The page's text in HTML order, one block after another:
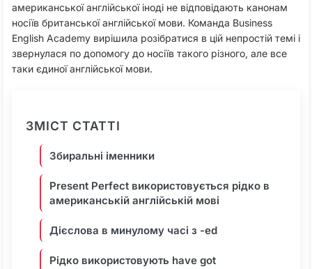
американської англійської іноді не відповідають канонам
носіїв британської англійської мови. Команда Business
English Academy вирішила розібратися в цій непростій темі і
звернулася по допомогу до носіїв такого різного, але все
таки єдиної англійської мови.
ЗМІСТ СТАТТІ
Збиральні іменники
Present Perfect використовується рідко в
американській англійській мові
Дієслова в минулому часі з -ed
Рідко використовують have got